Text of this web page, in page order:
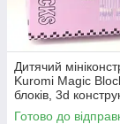
Дитячий
Kuromi Magic
блоків, 3d
подарунок Куромі
Готово до